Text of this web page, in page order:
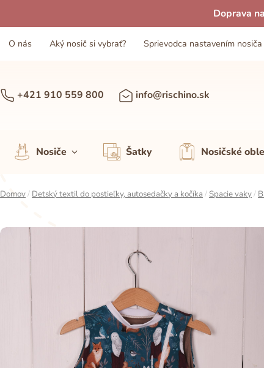
Doprava
O nás Aký nosič si vybrať? Sprievodca nastavením nosiča
+421 910 559 800 info@rischino.sk
Nosiče Šatky Nosičské
Domov/ Detský textil do postieľky, autosedačky a kočíka / Spacie vaky/